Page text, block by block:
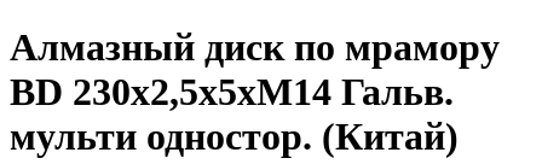
Алмазный диск по мрамору
BD 230х2,5х5хМ14 Гальв.
мульти одностор. (Китай)